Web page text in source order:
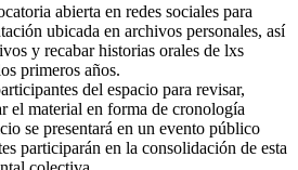
abierta en redes sociales para
ubicada en archivos personales, así
y recabar historias orales de lxs
primeros años.
del espacio para revisar,
el material en forma de cronología
se presentará en un evento público
participarán en la consolidación de esta